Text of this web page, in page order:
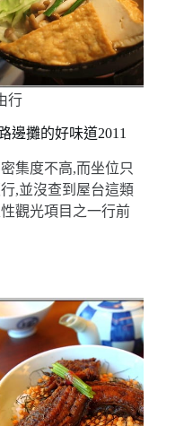
行
邊攤的好味道2011
集度不高,而坐位只
,並沒查到屋台這類
觀光項目之一行前